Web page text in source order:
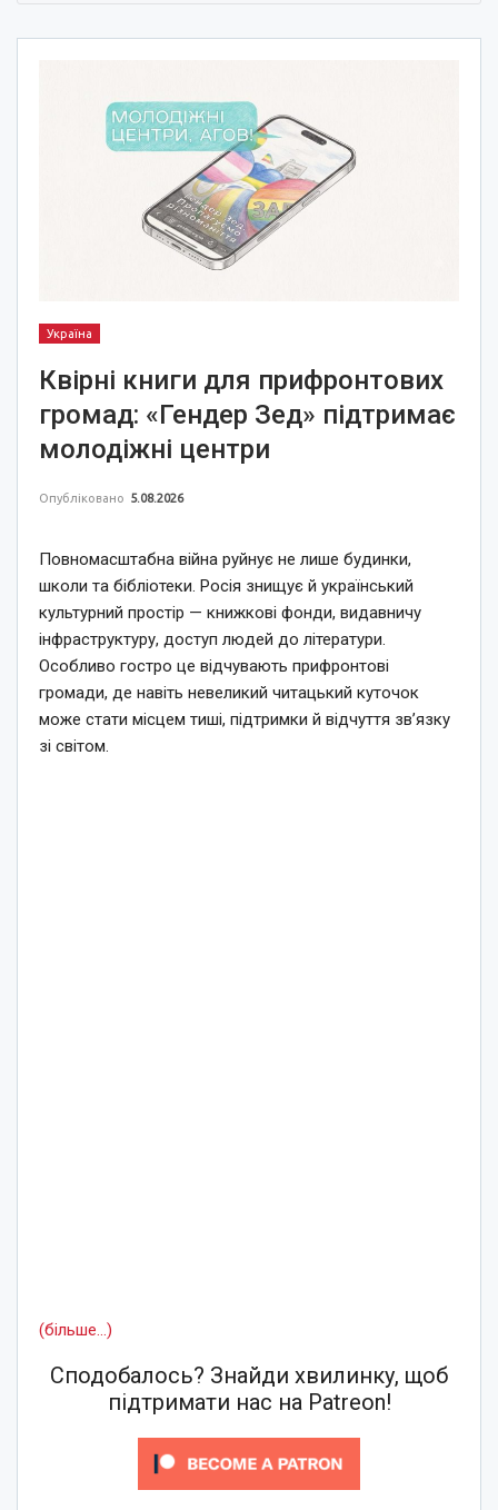
Україна
Квірні книги для прифронтових
громад: «Гендер Зед» підтримає
молодіжні центри
Опубліковано 5.08.2026
Повномасштабна війна руйнує не лише будинки,
школи та бібліотеки. Росія знищує й український
культурний простір — книжкові фонди, видавничу
інфраструктуру, доступ людей до літератури.
Особливо гостро це відчувають прифронтові
громади, де навіть невеликий читацький куточок
може стати місцем тиші, підтримки й відчуття зв’язку
зі світом.
(більше…)
Сподобалось? Знайди хвилинку, щоб
підтримати нас на Patreon!